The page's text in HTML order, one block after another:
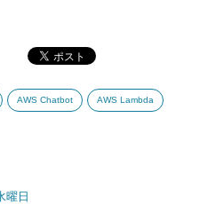
AWS Chatbot AWS Lambda
曜日